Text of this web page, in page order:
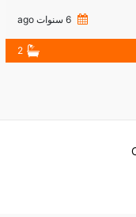
6 سنوات ago
2